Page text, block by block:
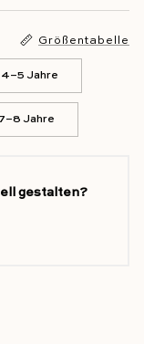
Größentabelle
4–5 Jahre
7–8 Jahre
gestalten?